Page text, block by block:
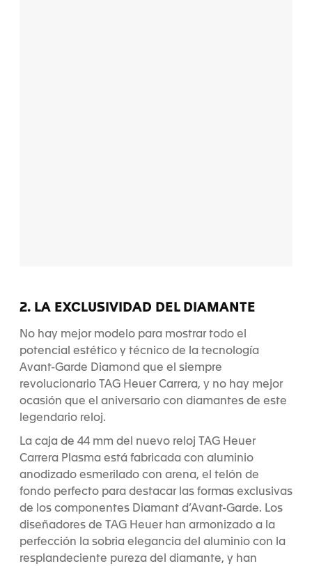
2. LA EXCLUSIVIDAD DEL DIAMANTE
No hay mejor modelo para mostrar todo el
potencial estético y técnico de la tecnología
Avant-Garde Diamond que el siempre
revolucionario TAG Heuer Carrera, y no hay mejor
ocasión que el aniversario con diamantes de este
legendario reloj.
La caja de 44 mm del nuevo reloj TAG Heuer
Carrera Plasma está fabricada con aluminio
anodizado esmerilado con arena, el telón de
fondo perfecto para destacar las formas exclusivas
de los componentes Diamant d’Avant-Garde. Los
diseñadores de TAG Heuer han armonizado a la
perfección la sobria elegancia del aluminio con la
resplandeciente pureza del diamante, y han